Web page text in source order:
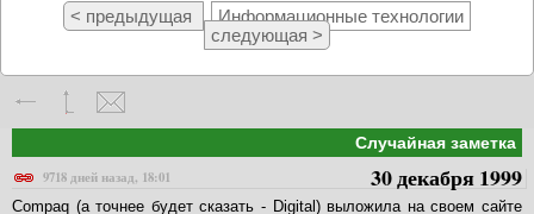
< предыдущая
Информационные технологии
следующая >
Случайная заметка
9718 дней назад, 18:01
30 декабря 1999
Compaq (а точнее будет сказать - Digital) выложила на своем сайте